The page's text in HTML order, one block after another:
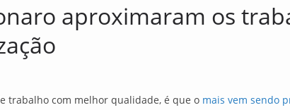
aproximaram os
trabalho com melhor qualidade, é que o mais vem sendo